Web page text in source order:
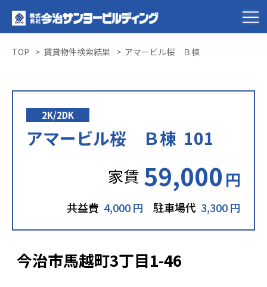
TOP 賃貸物件検索結果 アマービル桜 Ｂ棟
2K/2DK
アマービル桜 Ｂ棟 101
家賃 59,000 円
共益費 4,000 円 駐車場代 3,300 円
今治市馬越町3丁目1-46